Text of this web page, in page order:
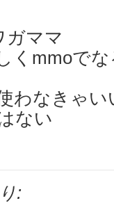
ガママ
くmmoで
わなきゃ
ない
: